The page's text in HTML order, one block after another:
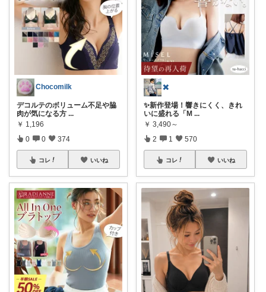
Chocomilk
デコルテのボリューム不足や脇
肉が気になる方 ...
￥ 1,196
0 0 374
コレ いいね
✖️
✨新作登場！響きにくく、きれ
いに盛れる「M ...
￥ 3,490～
2 1 570
コレ いいね